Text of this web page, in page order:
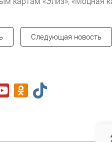
Следующая новость